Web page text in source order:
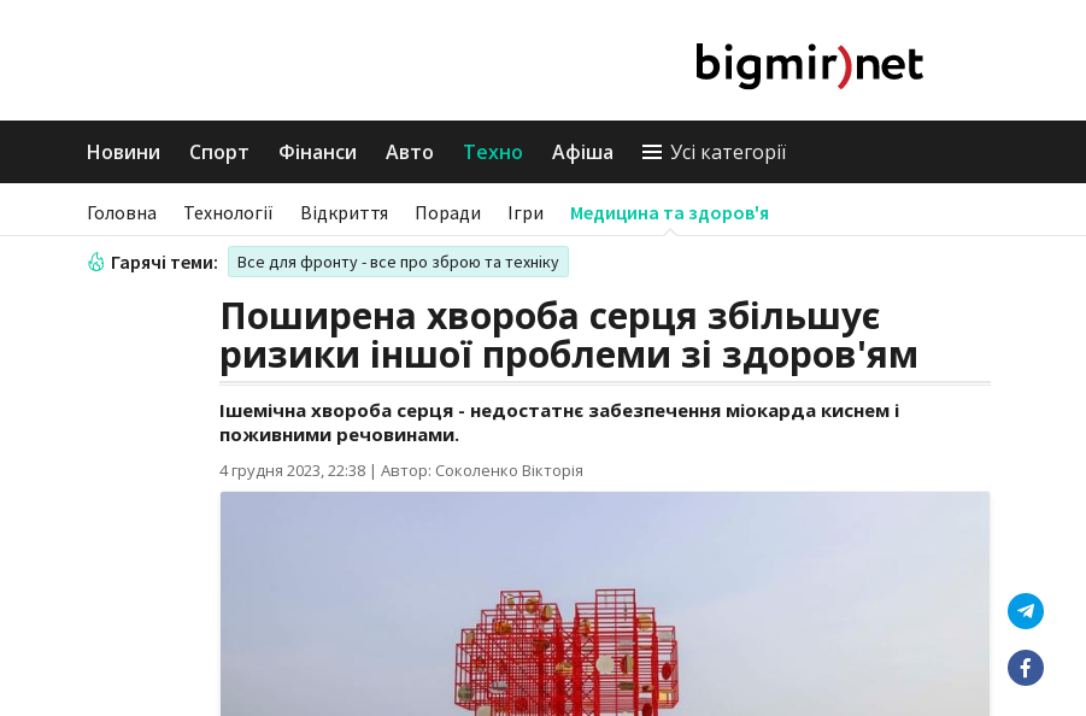
Новини Спорт Фінанси Авто Техно Афіша Усі категорії
Головна Технології Відкриття Поради Ігри Медицина та здоров'я
Гарячі теми: Все для фронту - все про зброю та техніку
Поширена хвороба серця збільшує
ризики іншої проблеми зі здоров'ям
Ішемічна хвороба серця - недостатнє забезпечення міокарда киснем і
поживними речовинами.
4 грудня 2023, 22:38 | Автор: Соколенко Вікторія